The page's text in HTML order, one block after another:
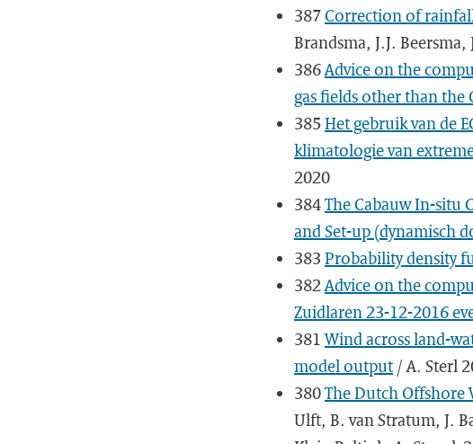
387Correction of
Brandsma, J.J.
386Advice on the
gas fields other than the
385Het gebruik van de
klimatologie van
2020
384The Cabauw In-situ
and Set-up (dynamisch
383 Probability density
382Advice on the
Zuidlaren 23-12-2016
381Wind across land-
model output/ A. Sterl
380The Dutch Offshore
Ulft, B. van Stratum, J.